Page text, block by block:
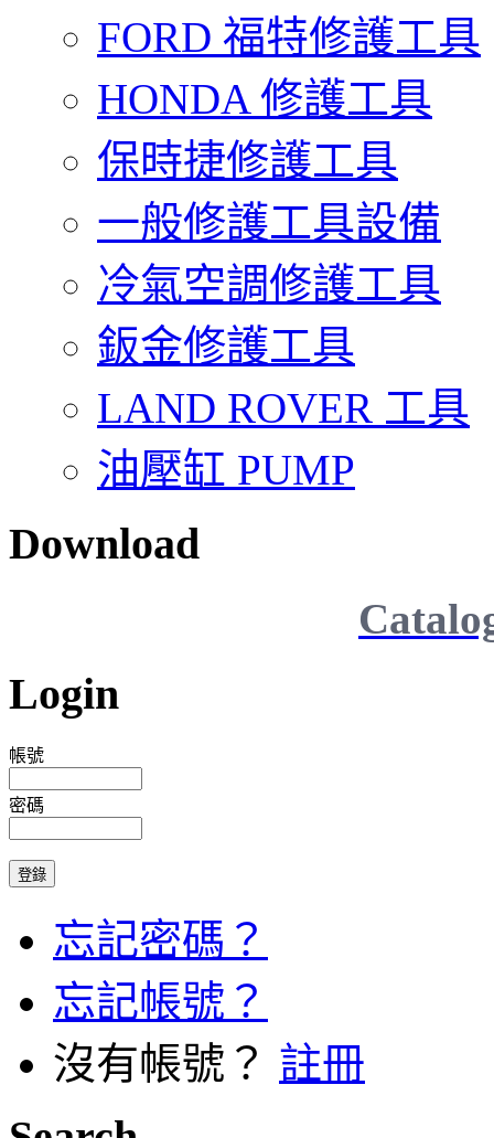
FORD 福特修護工具
HONDA 修護工具
保時捷修護工具
一般修護工具設備
冷氣空調修護工具
鈑金修護工具
LAND ROVER 工具
油壓缸 PUMP
Download
Login
帳號
密碼
忘記密碼？
忘記帳號？
沒有帳號？ 註冊